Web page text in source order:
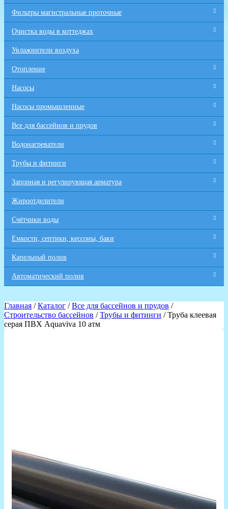
Фильтры магистральные проточные
Очистка воды в коттеджах
Увлажнители воздуха
Отопление
Насосы
Насосы промышленные
Все для бaссейнов и прудов
Водонагреватели
Трубы и фитинги
Запорная и регулирующая арматура
Жироотделители
Счётчики воды
Емкости, септики, кессоны, баки
Капельный полив
Автоматический полив
Главная /Каталог /Все для бaссейнов и прудов /
Строительство бассейнов /Трубы и фитинги / Труба клеевая
серая ПВХ Aquaviva 10 атм